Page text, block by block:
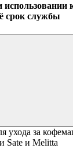
срок службы